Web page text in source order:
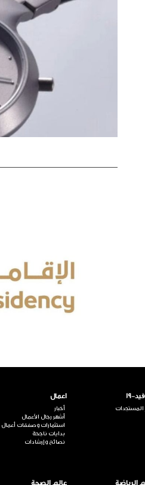
19
المستجدات
اعمال
أخبار
أشهر رجال الأعمال
استثمارات وصفقات أعمال
بدايات ناجحة
نصائح وإرشادات
الرياضة عالم الصحة